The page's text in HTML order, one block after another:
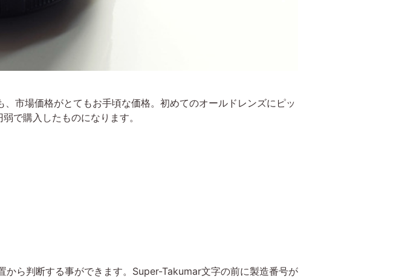
市場価格がとてもお手頃な価格。初めてのオールドレンズにピッ
で購入したものになります。
ら判断する事ができます。Super-Takumar文字の前に製造番号が